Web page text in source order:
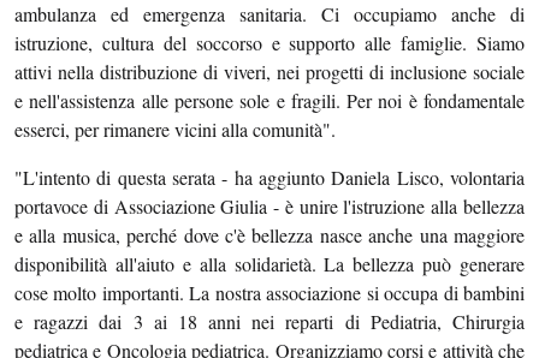
ambulanza ed emergenza sanitaria. Ci occupiamo anche di
istruzione, cultura del soccorso e supporto alle famiglie. Siamo
attivi nella distribuzione di viveri, nei progetti di inclusione sociale
e nell'assistenza alle persone sole e fragili. Per noi è fondamentale
esserci, per rimanere vicini alla comunità".
"L'intento di questa serata - ha aggiunto Daniela Lisco, volontaria
portavoce di Associazione Giulia - è unire l'istruzione alla bellezza
e alla musica, perché dove c'è bellezza nasce anche una maggiore
disponibilità all'aiuto e alla solidarietà. La bellezza può generare
cose molto importanti. La nostra associazione si occupa di bambini
e ragazzi dai 3 ai 18 anni nei reparti di Pediatria, Chirurgia
pediatrica e Oncologia pediatrica. Organizziamo corsi e attività che